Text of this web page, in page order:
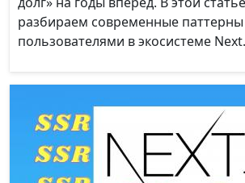
разбираем современные
пользователями в экосистеме